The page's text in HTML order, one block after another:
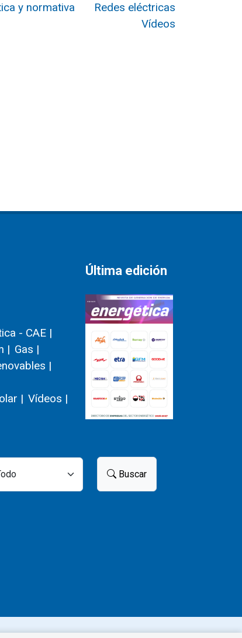
y normativa
Redes eléctricas
Vídeos
- CAE |
| Gas |
|
| Vídeos |
Última edición
Buscar